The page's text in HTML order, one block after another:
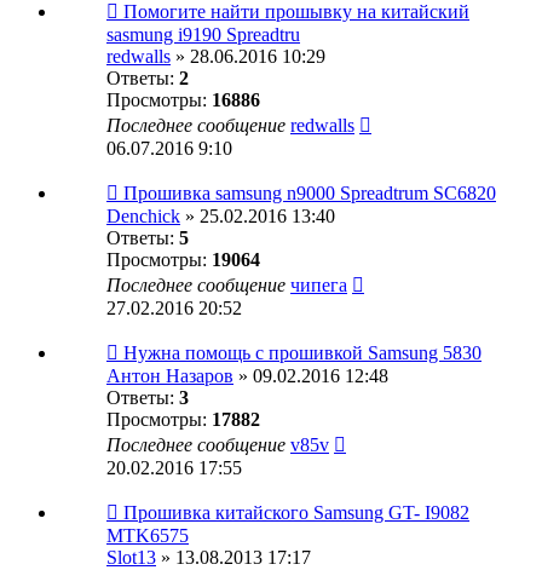
Помогите найти прошывку на китайский
sasmung i9190 Spreadtru
redwalls » 28.06.2016 10:29
Ответы: 2
Просмотры: 16886
Последнее сообщение redwalls
06.07.2016 9:10
Прошивка samsung n9000 Spreadtrum SC6820
Denchick » 25.02.2016 13:40
Ответы: 5
Просмотры: 19064
Последнее сообщение чипега
27.02.2016 20:52
Нужна помощь с прошивкой Samsung 5830
Антон Назаров » 09.02.2016 12:48
Ответы: 3
Просмотры: 17882
Последнее сообщение v85v
20.02.2016 17:55
Прошивка китайского Samsung GT- I9082
MTK6575
Slot13 » 13.08.2013 17:17